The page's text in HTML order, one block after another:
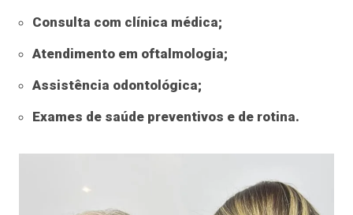
Consulta com clínica médica;
Atendimento em oftalmologia;
Assistência odontológica;
Exames de saúde preventivos e de rotina.